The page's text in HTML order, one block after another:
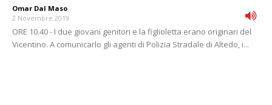
Omar Dal Maso -
2 Novembre 2019
ORE 10.40 - I due giovani genitori e la figlioletta erano originari del
Vicentino. A comunicarlo gli agenti di Polizia Stradale di Altedo, i...